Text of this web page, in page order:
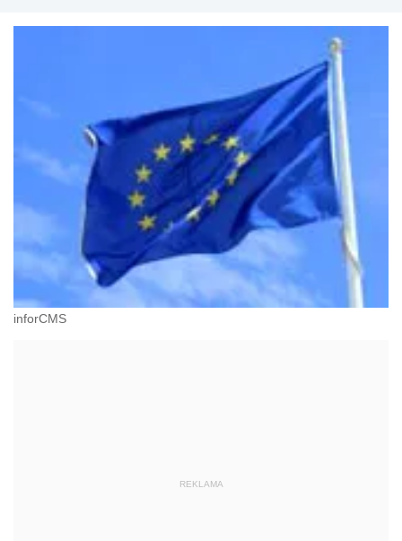
inforCMS